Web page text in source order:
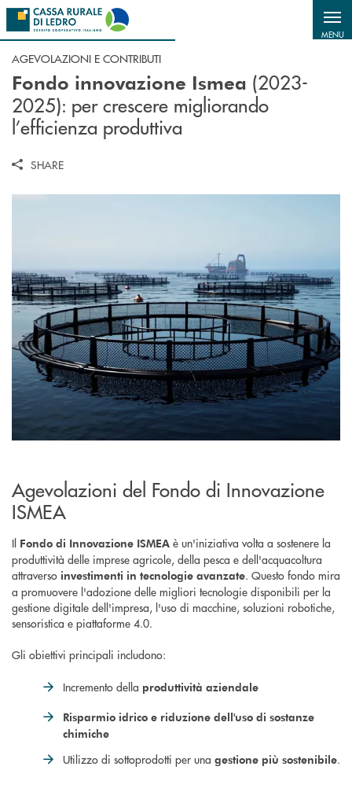
Salta al contenuto principale
MENU
AGEVOLAZIONI E CONTRIBUTI
Fondo innovazione Ismea (2023-
2025): per crescere migliorando
l’efficienza produttiva
SHARE
Agevolazioni del Fondo di Innovazione
ISMEA
Il Fondo di Innovazione ISMEA è un'iniziativa volta a sostenere la
produttività delle imprese agricole, della pesca e dell'acquacoltura
attraverso investimenti in tecnologie avanzate. Questo fondo mira
a promuovere l'adozione delle migliori tecnologie disponibili per la
gestione digitale dell'impresa, l'uso di macchine, soluzioni robotiche,
sensoristica e piattaforme 4.0.
Gli obiettivi principali includono:
Incremento della produttività aziendale
Risparmio idrico e riduzione dell'uso di sostanze
chimiche
Utilizzo di sottoprodotti per una gestione più sostenibile.